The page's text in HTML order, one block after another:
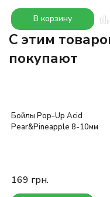
В корзину
C этим
покупают
Бойлы Pop-Up Acid
Pear&Pineapple 8-10мм
169 грн.